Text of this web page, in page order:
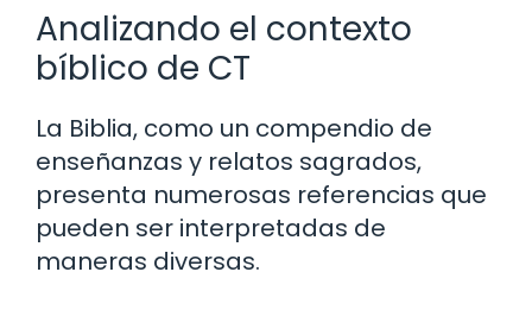
Analizando el contexto
bíblico de CT
La Biblia, como un compendio de
enseñanzas y relatos sagrados,
presenta numerosas referencias que
pueden ser interpretadas de
maneras diversas.